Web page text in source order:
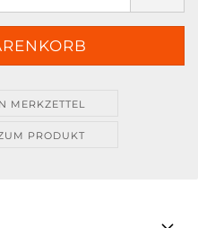
MERKZETTEL
PRODUKT